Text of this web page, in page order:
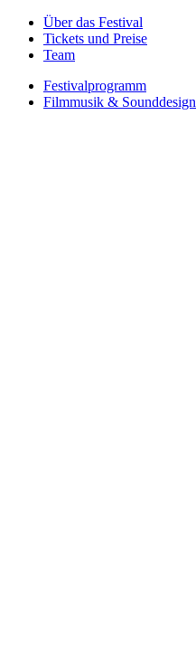
Über das Festival
Tickets und Preise
Team
Festivalprogramm
Filmmusik & Sounddesign